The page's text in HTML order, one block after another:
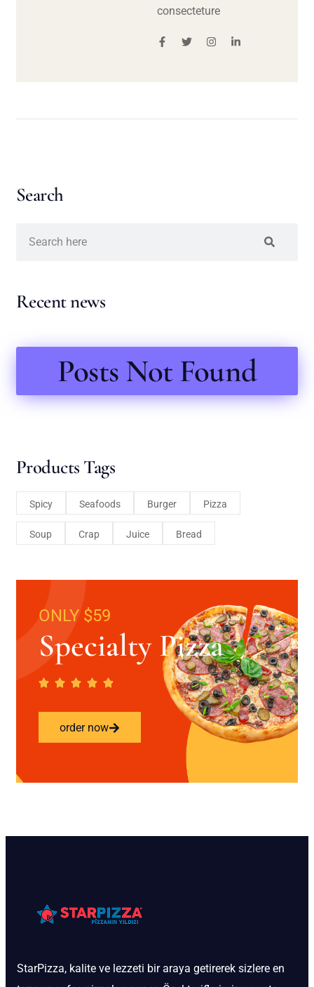
consecteture
Search
Recent news
Posts Not Found
Products Tags
Spicy Seafoods Burger Pizza
Soup Crap Juice Bread
ONLY $59
Specialty Pizza
order now
StarPizza, kalite ve lezzeti bir araya getirerek sizlere en